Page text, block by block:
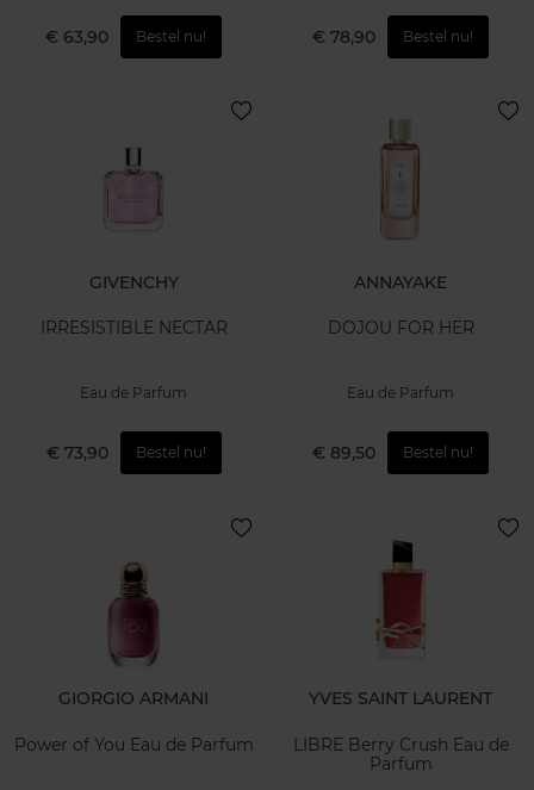
€ 63,90 Bestel nu! € 78,90 Bestel nu!
GIVENCHY
IRRESISTIBLE NECTAR
Eau de Parfum
€ 73,90 Bestel nu!
ANNAYAKE
DOJOU FOR HER
Eau de Parfum
€ 89,50 Bestel nu!
GIORGIO ARMANI
Power of You Eau de Parfum
YVES SAINT LAURENT
LIBRE Berry Crush Eau de
Parfum